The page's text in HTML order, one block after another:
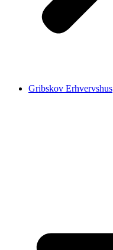
Gribskov Erhvervshus